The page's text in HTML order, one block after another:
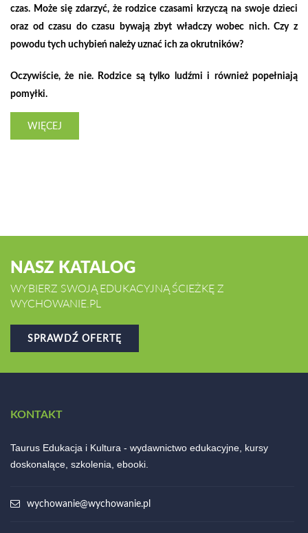
czas. Może się zdarzyć, że rodzice czasami krzyczą na swoje dzieci
oraz od czasu do czasu bywają zbyt władczy wobec nich. Czy z
powodu tych uchybień należy uznać ich za okrutników?
Oczywiście, że nie. Rodzice są tylko ludźmi i również popełniają
pomyłki.
WIĘCEJ
NASZ KATALOG
WYBIERZ SWOJĄ EDUKACYJNĄ ŚCIEŻKĘ Z
WYCHOWANIE.PL
SPRAWDŹ OFERTĘ
KONTAKT
Taurus Edukacja i Kultura - wydawnictwo edukacyjne, kursy
doskonalące, szkolenia, ebooki.
wychowanie@wychowanie.pl